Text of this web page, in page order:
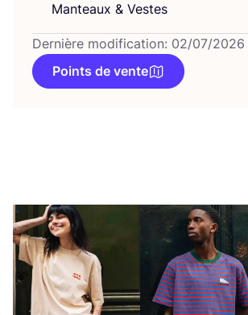
Man­teaux & Vestes
Dernière modification: 02/07/2026
Points de vente